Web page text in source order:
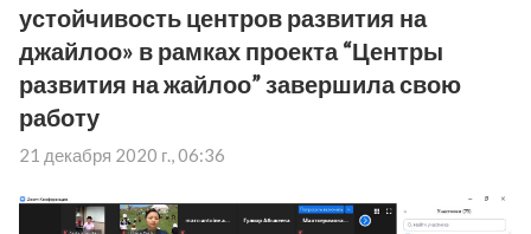
устойчивость центров развития на
джайлоо» в рамках проекта “Центры
развития на жайлоо” завершила свою
работу
21 декабря 2020 г., 06:36